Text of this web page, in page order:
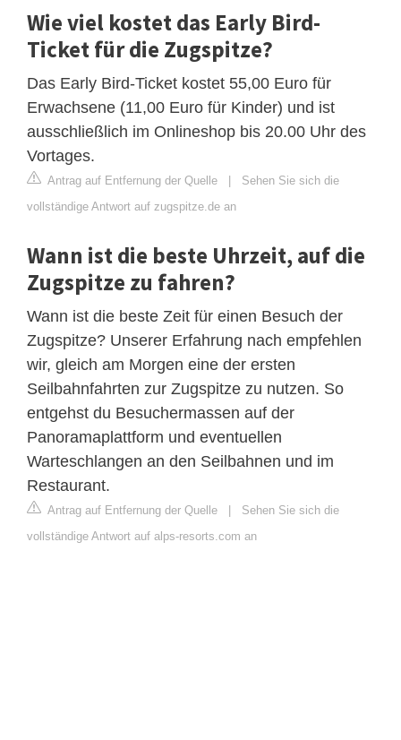
Wie viel kostet das Early Bird-
Ticket für die Zugspitze?
Das Early Bird-Ticket kostet 55,00 Euro für
Erwachsene (11,00 Euro für Kinder) und ist
ausschließlich im Onlineshop bis 20.00 Uhr des
Vortages.
Antrag auf Entfernung der Quelle
Sehen Sie sich die
vollständige Antwort auf zugspitze.de an
Wann ist die beste Uhrzeit, auf die
Zugspitze zu fahren?
Wann ist die beste Zeit für einen Besuch der
Zugspitze? Unserer Erfahrung nach empfehlen
wir, gleich am Morgen eine der ersten
Seilbahnfahrten zur Zugspitze zu nutzen. So
entgehst du Besuchermassen auf der
Panoramaplattform und eventuellen
Warteschlangen an den Seilbahnen und im
Restaurant.
Antrag auf Entfernung der Quelle
Sehen Sie sich die
vollständige Antwort auf alps-resorts.com an